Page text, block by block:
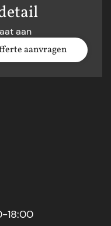
aan
aanvragen
18:00